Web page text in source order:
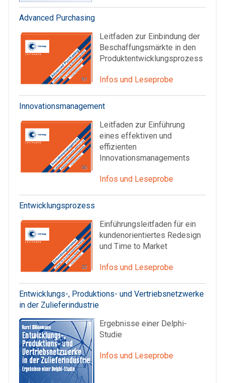
Advanced Purchasing
Leitfaden zur Einbindung der
Beschaffungsmärkte in den
Produktentwicklungsprozess
Infos und Leseprobe
Innovationsmanagement
Leitfaden zur Einführung
eines effektiven und
effizienten
Innovationsmanagements
Infos und Leseprobe
Entwicklungsprozess
Einführungsleitfaden für ein
kundenorientiertes Redesign
und Time to Market
Infos und Leseprobe
Entwicklungs-, Produktions- und Vertriebsnetzwerke
in der Zulieferindustrie
Ergebnisse einer Delphi-
Studie
Infos und Leseprobe